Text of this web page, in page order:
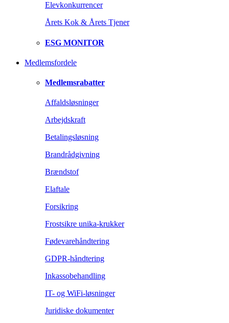
Elevkonkurrencer
Årets Kok & Årets Tjener
ESG MONITOR
Medlemsfordele
Medlemsrabatter
Affaldsløsninger
Arbejdskraft
Betalingsløsning
Brandrådgivning
Brændstof
Elaftale
Forsikring
Frostsikre unika-krukker
Fødevarehåndtering
GDPR-håndtering
Inkassobehandling
IT- og WiFi-løsninger
Juridiske dokumenter